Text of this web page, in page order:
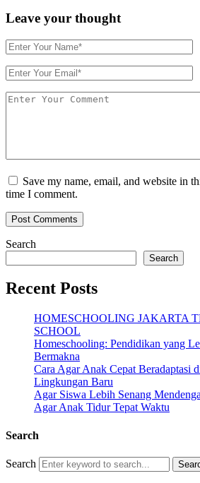
Leave your thought
Save my name, email, and website in
time I comment.
Search
Search
Recent Posts
HOMESCHOOLING JAKARTA
SCHOOL
Homeschooling: Pendidikan yang
Bermakna
Cara Agar Anak Cepat Beradaptasi
Lingkungan Baru
Agar Siswa Lebih Senang
Agar Anak Tidur Tepat Waktu
Search
Search